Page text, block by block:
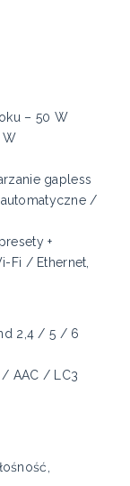
– 50 W
W
gapless
/
+
Fi / Ethernet,
2,4 / 5 / 6
/ AAC / LC3